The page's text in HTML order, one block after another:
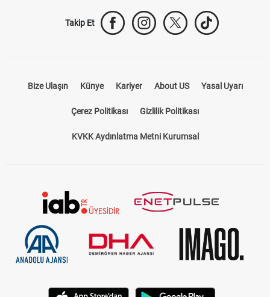
Takip Et
Bize Ulaşın Künye Kariyer About US Yasal Uyarı
Çerez Politikası Gizlilik Politikası
KVKK Aydınlatma Metni Kurumsal